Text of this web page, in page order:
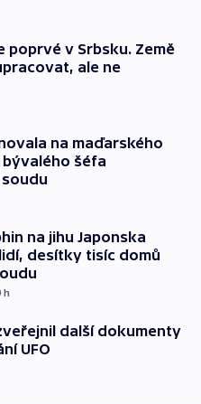
poprvé v Srbsku. Země
ale ne
na maďarského
šéfa
na jihu Japonska
desítky tisíc domů
h
další dokumenty
UFO